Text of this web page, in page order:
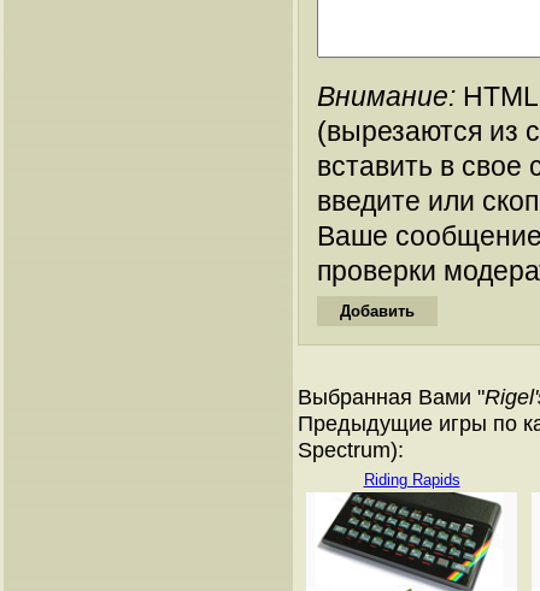
Внимание:
(вырезаются из
вставить в
введите или
Ваше
проверки
Выбранная Вами "
Предыдущие игры по
Spectrum):
Riding Rapids